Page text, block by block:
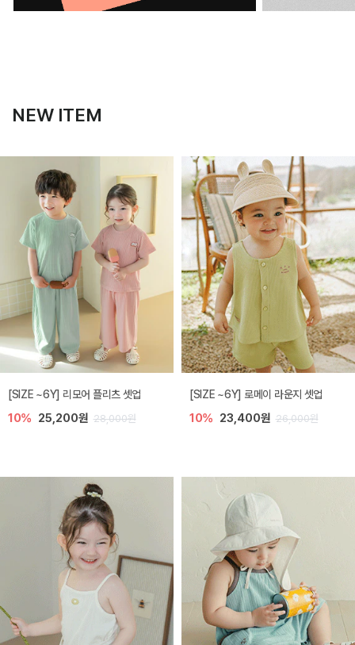
NEW ITEM
[SIZE ~6Y] 리모어 플리츠 셋업
10% 25,200원 28,000원
[SIZE ~6Y] 로메이 라운지 셋업
10% 23,400원 26,000원